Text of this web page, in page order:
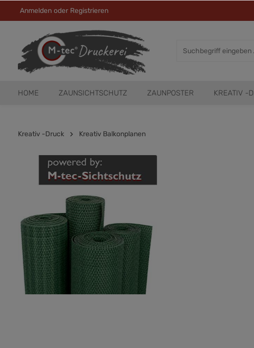
Anmelden oder Registrieren
HOME ZAUNSICHTSCHUTZ ZAUNPOSTER KREATIV -
Kreativ -Druck Kreativ Balkonplanen